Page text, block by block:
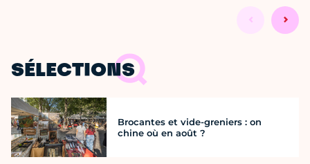
SÉLECTIONS
Brocantes et vide-greniers : on
chine où en août ?